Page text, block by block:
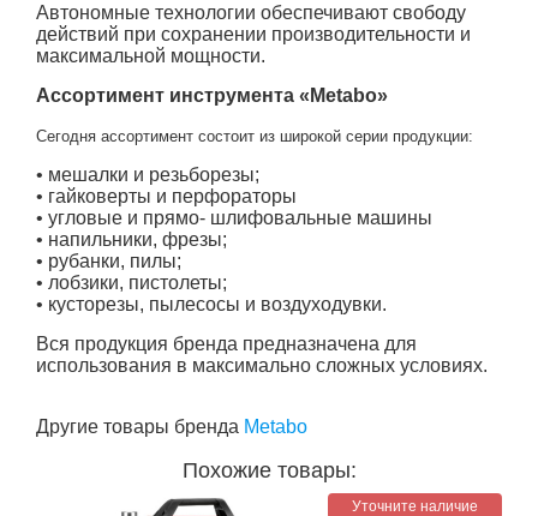
Автономные технологии обеспечивают свободу
действий при сохранении производительности и
максимальной мощности.
Ассортимент инструмента «Metabo»
Сегодня ассортимент состоит из широкой серии продукции:
• мешалки и резьборезы;
• гайковерты и перфораторы
• угловые и прямо- шлифовальные машины
• напильники, фрезы;
• рубанки, пилы;
• лобзики, пистолеты;
• кусторезы, пылесосы и воздуходувки.
Вся продукция бренда предназначена для
использования в максимально сложных условиях.
Другие товары бренда Metabo
Похожие товары:
Уточните наличие